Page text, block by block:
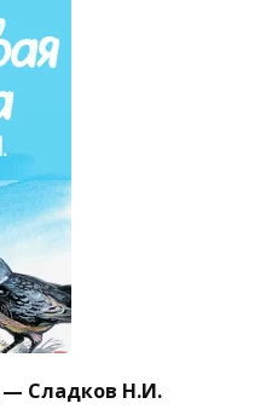
— Сладков Н.И.